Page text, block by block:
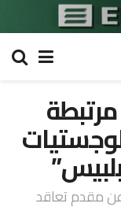
عن مقدم تعاقد